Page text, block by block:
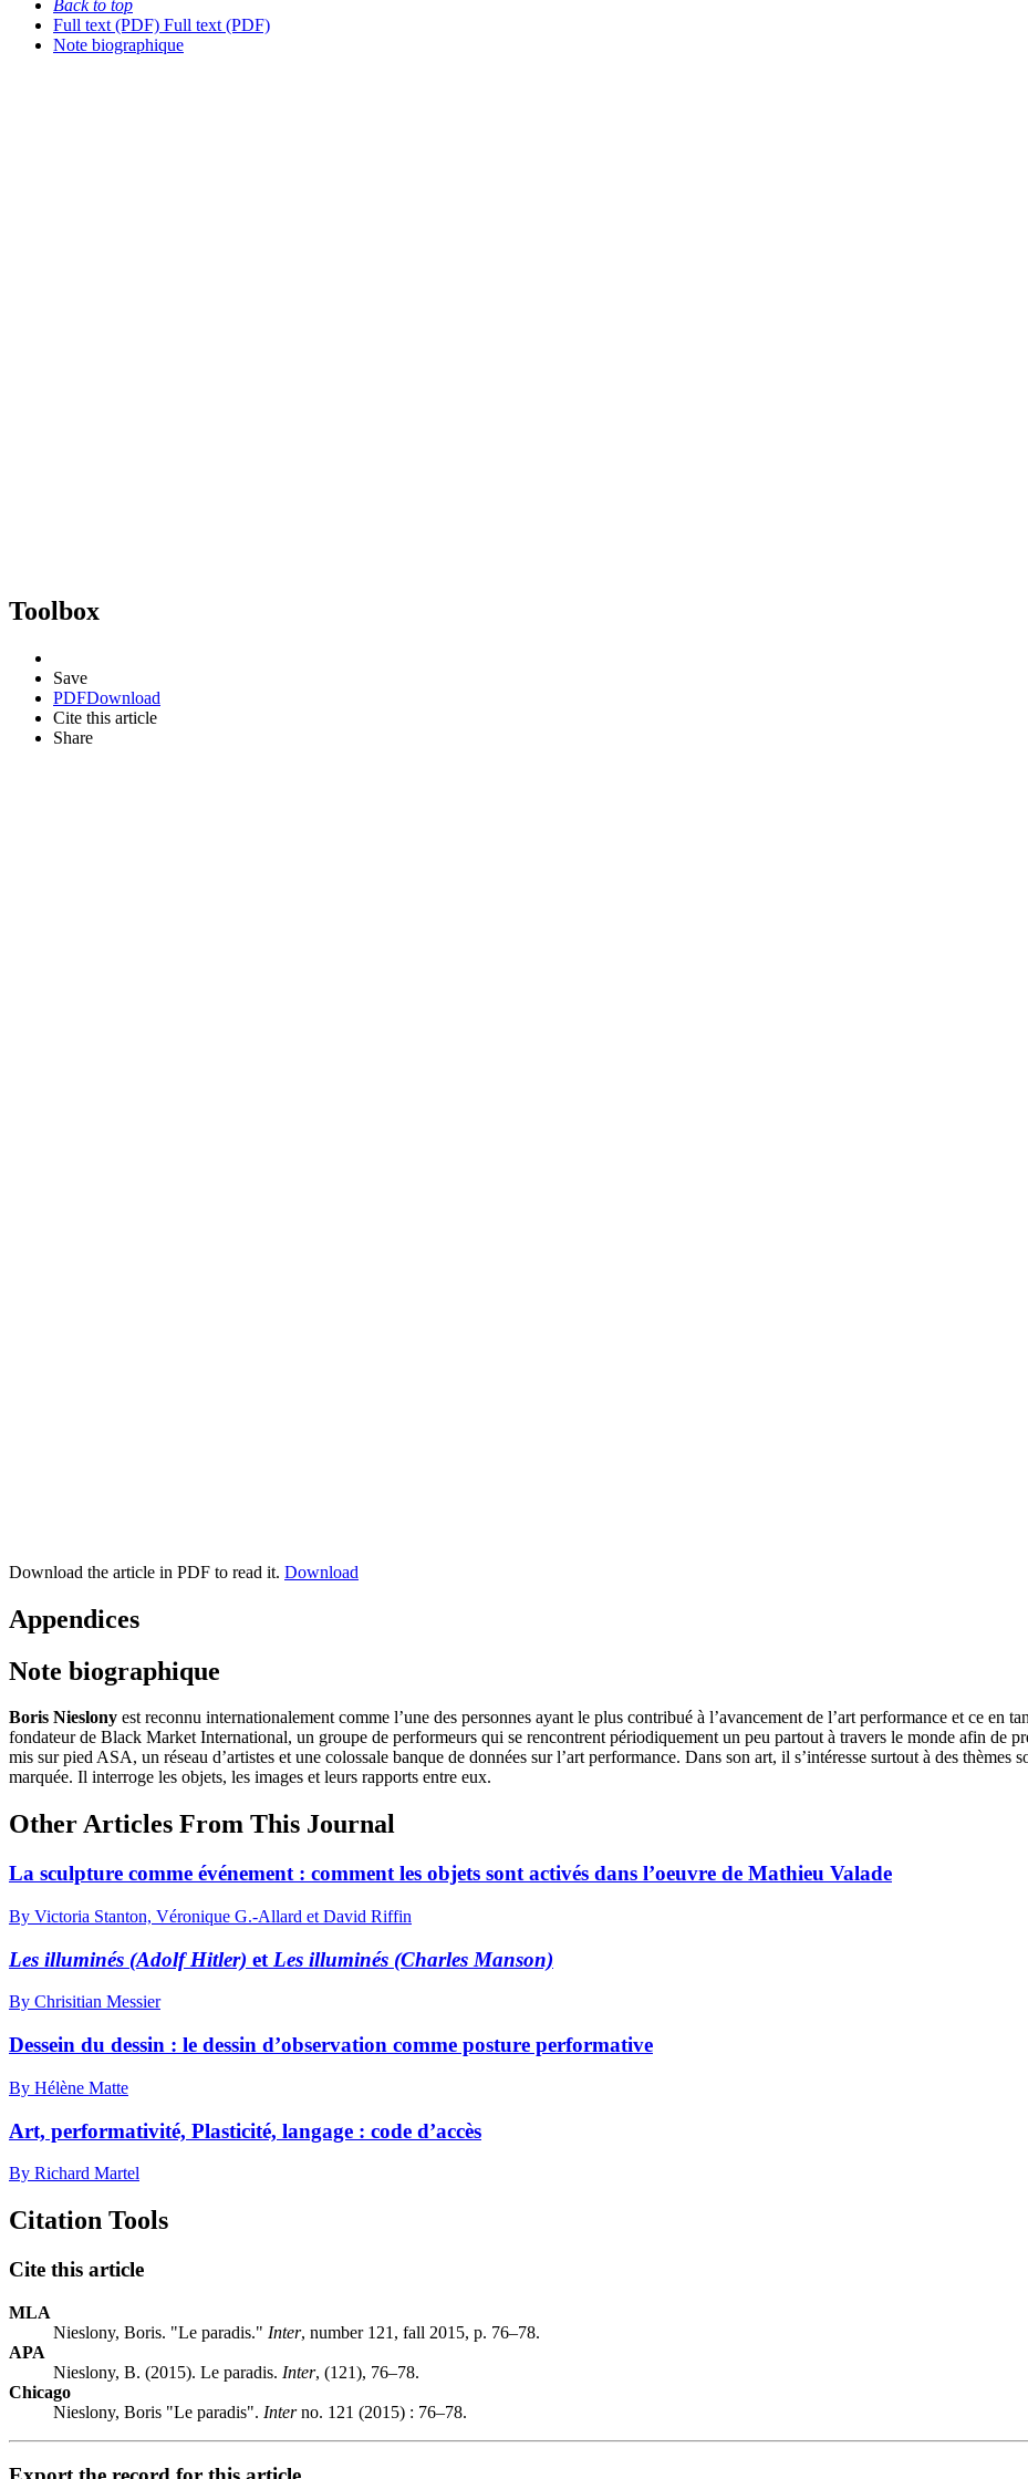
Back to top
Full text (PDF) Full text (PDF)
Note biographique
Toolbox
Save
PDFDownload
Cite this article
Share
Download the article in PDF to read it. Download
Appendices
Note biographique
Boris Nieslony est reconnu internationalement comme l’une des personnes ayant le plus contribué à l’avancement de l’art performance et ce en
fondateur de Black Market International, un groupe de performeurs qui se rencontrent périodiquement un peu partout à travers le monde afin de
mis sur pied ASA, un réseau d’artistes et une colossale banque de données sur l’art performance. Dans son art, il s’intéresse surtout à des
marquée. Il interroge les objets, les images et leurs rapports entre eux.
Other Articles From This Journal
La sculpture comme événement : comment les objets sont activés dans l’oeuvre de Mathieu Valade
By Victoria Stanton, Véronique G.-Allard et David Riffin
Les illuminés (Adolf Hitler) et Les illuminés (Charles Manson)
By Chrisitian Messier
Dessein du dessin : le dessin d’observation comme posture performative
By Hélène Matte
Art, performativité, Plasticité, langage : code d’accès
By Richard Martel
Citation Tools
Cite this article
MLA
Nieslony, Boris. "Le paradis." Inter, number 121, fall 2015, p. 76–78.
APA
Nieslony, B. (2015). Le paradis. Inter, (121), 76–78.
Chicago
Nieslony, Boris "Le paradis". Interno. 121 (2015) : 76–78.